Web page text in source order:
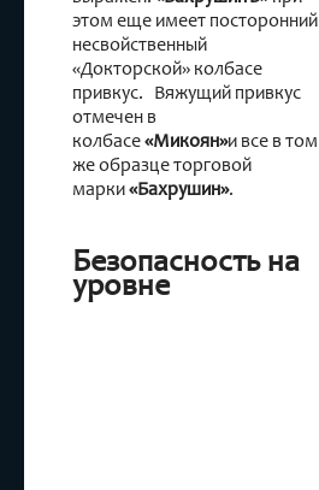
этом еще имеет посторонний
несвойственный
«Докторской» колбасе
привкус. Вяжущий привкус
отмечен в
колбасе«Микоян»и все в том
же образце торговой
марки«Бахрушин».
Безопасность на
уровне